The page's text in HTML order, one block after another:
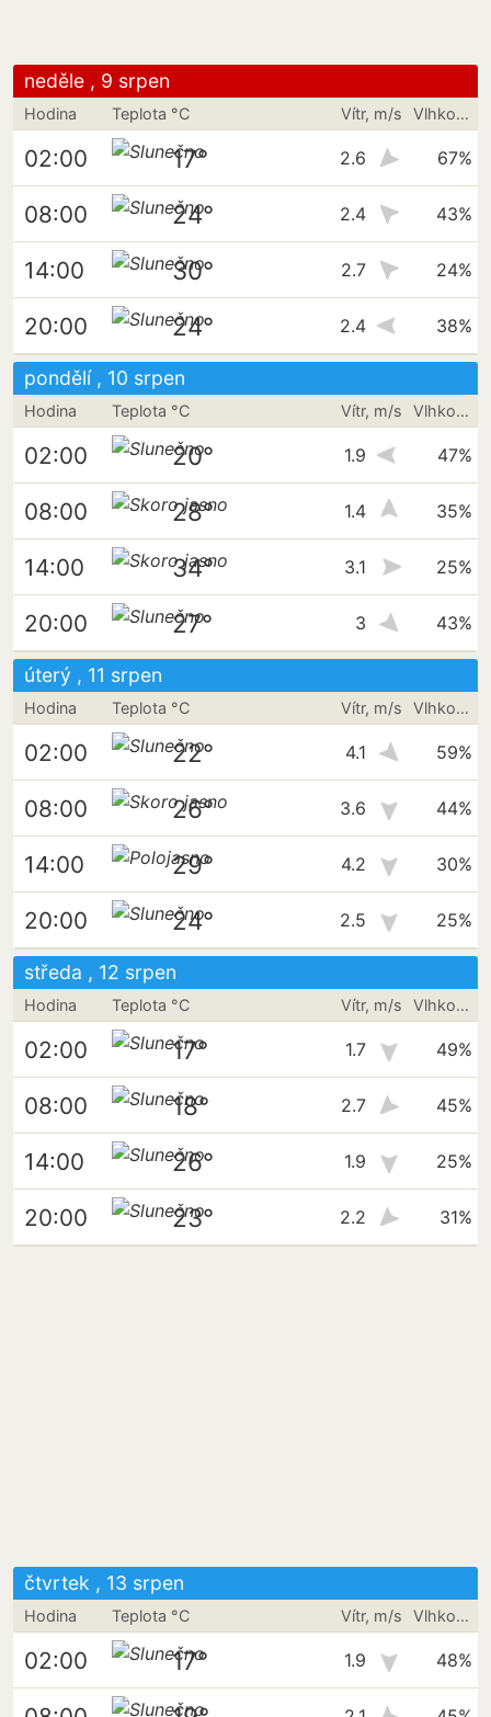
neděle , 9 srpen
Hodina Teplota °C Vítr, m/s Vlhkost vzduchu
02:00 17° 2.6 67%
08:00 24° 2.4 43%
14:00 30° 2.7 24%
20:00 24° 2.4 38%
pondělí , 10 srpen
Hodina Teplota °C Vítr, m/s Vlhkost vzduchu
02:00 20° 1.9 47%
08:00 28° 1.4 35%
14:00 34° 3.1 25%
20:00 27° 3 43%
úterý , 11 srpen
Hodina Teplota °C Vítr, m/s Vlhkost vzduchu
02:00 22° 4.1 59%
08:00 26° 3.6 44%
14:00 29° 4.2 30%
20:00 24° 2.5 25%
středa , 12 srpen
Hodina Teplota °C Vítr, m/s Vlhkost vzduchu
02:00 17° 1.7 49%
08:00 18° 2.7 45%
14:00 26° 1.9 25%
20:00 23° 2.2 31%
čtvrtek , 13 srpen
Hodina Teplota °C Vítr, m/s Vlhkost vzduchu
02:00 17° 1.9 48%